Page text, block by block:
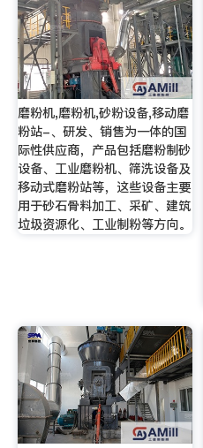
磨粉机,磨粉机,砂粉设备,移动磨
粉站-、研发、销售为一体的国
际性供应商，产品包括磨粉制砂
设备、工业磨粉机、筛洗设备及
移动式磨粉站等，这些设备主要
用于砂石骨料加工、采矿、建筑
垃圾资源化、工业制粉等方向。